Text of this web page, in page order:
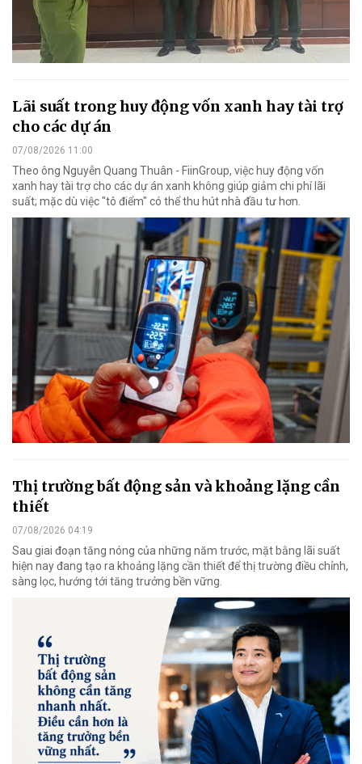
Lãi suất trong huy động vốn xanh hay tài trợ
cho các dự án
07/08/2026 11:00
Theo ông Nguyễn Quang Thuân - FiinGroup, việc huy động vốn
xanh hay tài trợ cho các dự án xanh không giúp giảm chi phí lãi
suất; mặc dù việc "tô điểm" có thể thu hút nhà đầu tư hơn.
Thị trường bất động sản và khoảng lặng cần
thiết
07/08/2026 04:19
Sau giai đoạn tăng nóng của những năm trước, mặt bằng lãi suất
hiện nay đang tạo ra khoảng lặng cần thiết để thị trường điều chỉnh,
sàng lọc, hướng tới tăng trưởng bền vững.